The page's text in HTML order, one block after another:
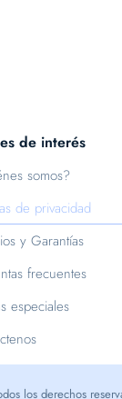
de interés
somos?
de privacidad
y Garantías
frecuentes
especiales
los derechos